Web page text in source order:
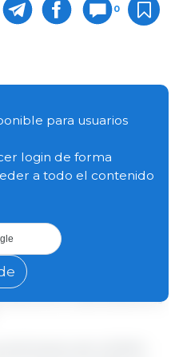
0
de enero de los últimos cinco
Economía y Sostenibilidad de 333
para usuarios
login de forma
a todo el contenido